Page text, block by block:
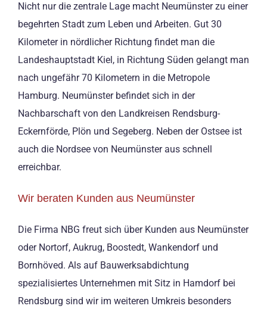
Nicht nur die zentrale Lage macht Neumünster zu einer
begehrten Stadt zum Leben und Arbeiten. Gut 30
Kilometer in nördlicher Richtung findet man die
Landeshauptstadt Kiel, in Richtung Süden gelangt man
nach ungefähr 70 Kilometern in die Metropole
Hamburg. Neumünster befindet sich in der
Nachbarschaft von den Landkreisen Rendsburg-
Eckernförde, Plön und Segeberg. Neben der Ostsee ist
auch die Nordsee von Neumünster aus schnell
erreichbar.
Wir beraten Kunden aus Neumünster
Die Firma NBG freut sich über Kunden aus Neumünster
oder Nortorf, Aukrug, Boostedt, Wankendorf und
Bornhöved. Als auf Bauwerksabdichtung
spezialisiertes Unternehmen mit Sitz in Hamdorf bei
Rendsburg sind wir im weiteren Umkreis besonders